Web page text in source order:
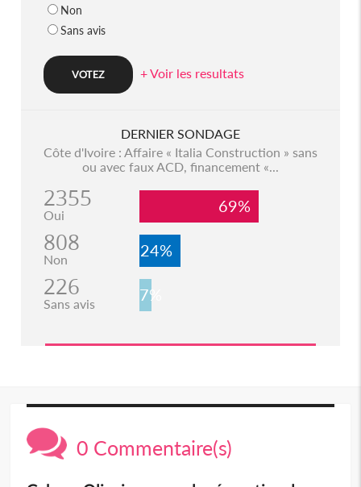
Non
Sans avis
+ Voir les resultats
DERNIER SONDAGE
Côte d'Ivoire : Affaire « Italia Construction » sans
ou avec faux ACD, financement «...
2355
Oui 69%
808
Non 24%
226
Sans avis 7%
0 Commentaire(s)